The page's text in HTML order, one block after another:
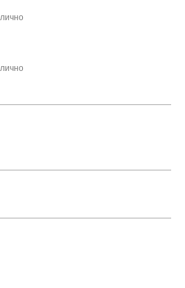
лично
лично